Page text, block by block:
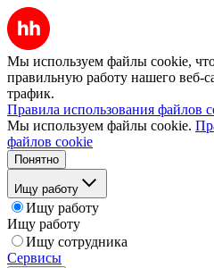
Мы используем файлы cookie,
правильную работу нашего веб-
трафик.
Правила использования файлов
Мы используем файлы cookie.
файлов cookie
Понятно
Ищу работу
Ищу работу
Ищу работу
Ищу сотрудника
Сервисы